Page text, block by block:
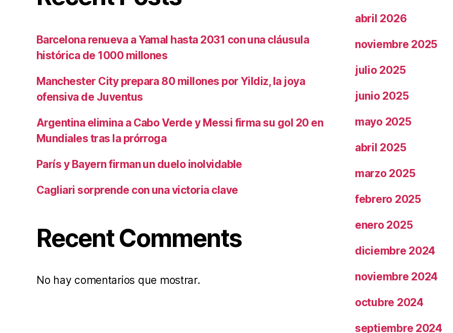
Barcelona renueva a Yamal hasta 2031 con una cláusula
histórica de 1000 millones
Manchester City prepara 80 millones por Yildiz, la joya
ofensiva de Juventus
Argentina elimina a Cabo Verde y Messi firma su gol 20 en
Mundiales tras la prórroga
París y Bayern firman un duelo inolvidable
Cagliari sorprende con una victoria clave
Recent Comments
No hay comentarios que mostrar.
abril 2026
noviembre 2025
julio 2025
junio 2025
mayo 2025
abril 2025
marzo 2025
febrero 2025
enero 2025
diciembre 2024
noviembre 2024
octubre 2024
septiembre 2024